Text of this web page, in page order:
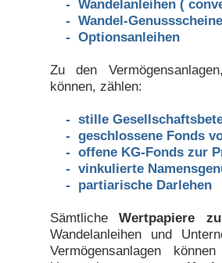
- Wandelanleihen (
- Wandel-
- Optionsanleihen
Zu den
können, zählen:
- stille
- geschlossene Fonds
- offene KG-Fonds zur
- vinkulierte
- partiarische Darlehen
SämtlicheWertpapiere
Wandelanleihen und
Vermögensanlagen